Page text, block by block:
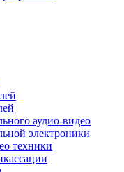
аудио-видео
электроники
техники